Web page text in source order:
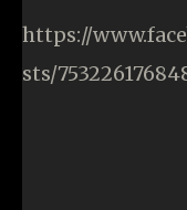
https://
sts/